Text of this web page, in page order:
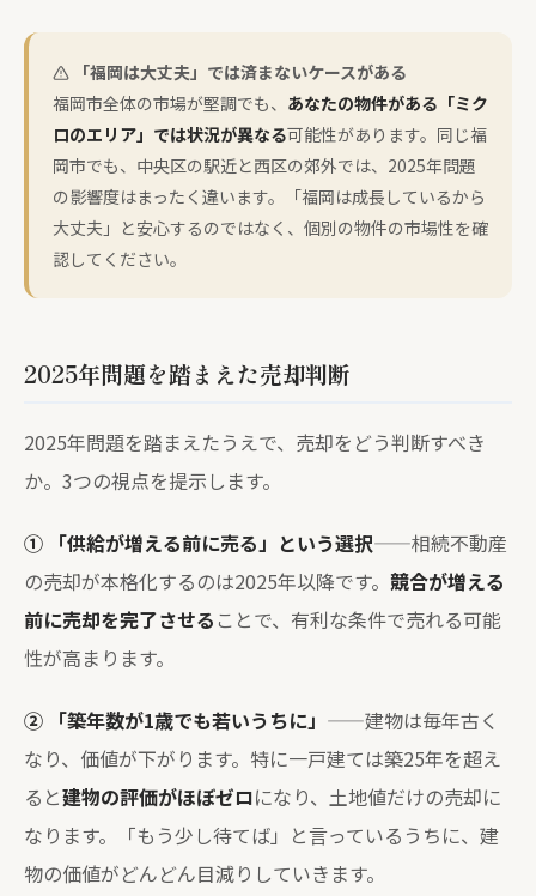
「福岡は大丈夫」では済まないケースがある
福岡市全体の市場が堅調でも、 あなたの物件がある「ミク
ロのエリア」では状況が異なる可能性があります。同じ福
岡市でも、中央区の駅近と西区の郊外では、2025年問題
の影響度はまったく違います。「福岡は成長しているから
大丈夫」と安心するのではなく、個別の物件の市場性を確
認してください。
2025年問題を踏まえた売却判断
2025年問題を踏まえたうえで、売却をどう判断すべき
か。3つの視点を提示します。
① 「供給が増える前に売る」という選択——相続不動産
の売却が本格化するのは2025年以降です。 競合が増える
前に売却を完了させる ことで、有利な条件で売れる可能
性が高まります。
② 「築年数が1歳でも若いうちに」 ——建物は毎年古く
なり、価値が下がります。特に一戸建ては築25年を超え
ると建物の評価がほぼゼロになり、土地値だけの売却に
なります。「もう少し待てば」と言っているうちに、建
物の価値がどんどん目減りしていきます。